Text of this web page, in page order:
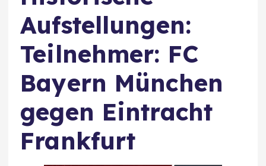
Aufstellungen:
Teilnehmer: FC
Bayern München
gegen Eintracht
Frankfurt